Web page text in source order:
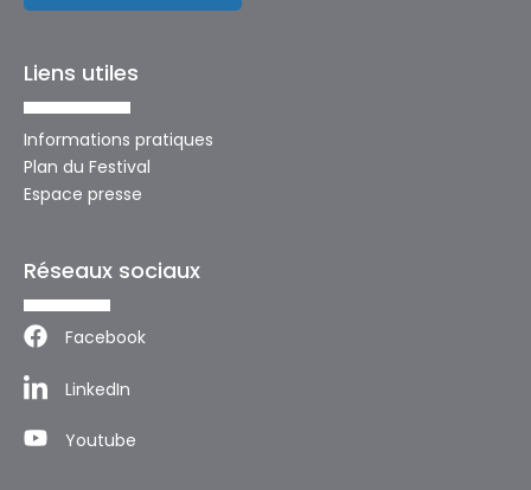
Liens utiles
Informations pratiques
Plan du Festival
Espace presse
Réseaux sociaux
Facebook
LinkedIn
Youtube